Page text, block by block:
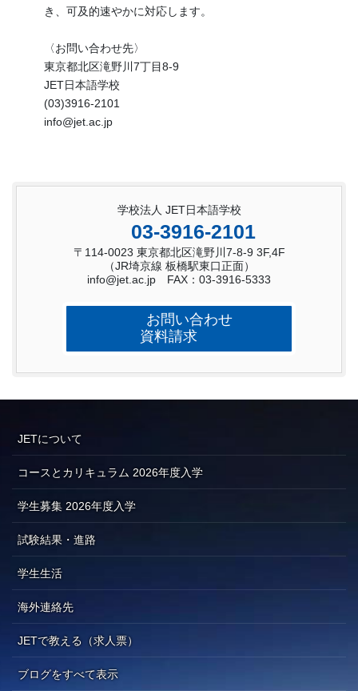
き、可及的速やかに対応します。
〈お問い合わせ先〉
東京都北区滝野川7丁目8-9
JET日本語学校
(03)3916-2101
info@jet.ac.jp
学校法人 JET日本語学校
03-3916-2101
〒114-0023 東京都北区滝野川7-8-9 3F,4F
（JR埼京線 板橋駅東口正面）
info@jet.ac.jp FAX：03-3916-5333
お問い合わせ
資料請求
JETについて
コースとカリキュラム 2026年度入学
学生募集 2026年度入学
試験結果・進路
学生生活
海外連絡先
JETで教える（求人票）
ブログをすべて表示